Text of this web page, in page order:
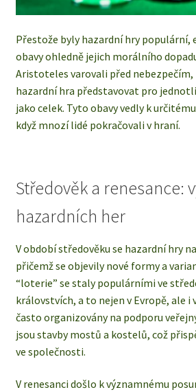
Přestože byly hazardní hry populární,
obavy ohledně jejich morálního
Aristoteles varovali před nebezpečím,
hazardní hra představovat pro
jako celek. Tyto obavy vedly k
když mnozí lidé pokračovali v hraní.
Středověk a renesance:
hazardních her
V období středověku se hazardní hry
přičemž se objevily nové formy a
“loterie” se staly populárními ve
královstvích, a to nejen v Evropě, ale i
často organizovány na podporu
jsou stavby mostů a kostelů, což
ve společnosti.
V renesanci došlo k významnému